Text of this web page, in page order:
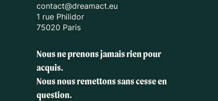
contact@dreamact.eu
1 rue Philidor
75020 Paris
Nous ne prenons jamais rien pour
acquis.
Nous nous remettons sans cesse en
question.